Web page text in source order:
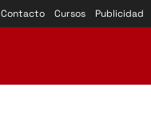
Contacto Cursos Publicidad